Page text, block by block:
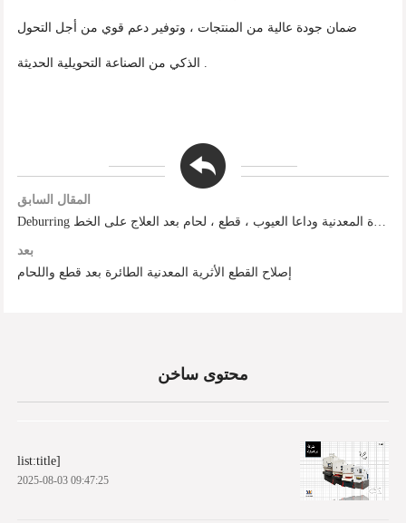
ضمان جودة عالية من المنتجات ، وتوفير دعم قوي من أجل التحول
الذكي من الصناعة التحويلية الحديثة .
المقال السابق
Deburring آلة تسمح الطائرة المعدنية وداعا العيوب ، قطع ، لحام بعد العلاج على الخط
بعد
إصلاح القطع الأثرية المعدنية الطائرة بعد قطع واللحام
محتوى ساخن
list:title]
2025-08-03 09:47:25